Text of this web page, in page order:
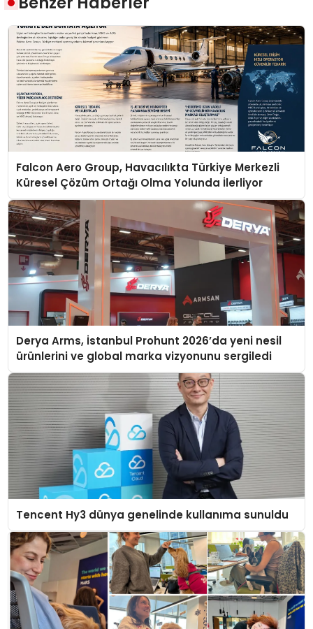
Falcon Aero Group, Havacılıkta Türkiye Merkezli
Küresel Çözüm Ortağı Olma Yolunda İlerliyor
Derya Arms, İstanbul Prohunt 2026’da yeni nesil
ürünlerini ve global marka vizyonunu sergiledi
Tencent Hy3 dünya genelinde kullanıma sunuldu